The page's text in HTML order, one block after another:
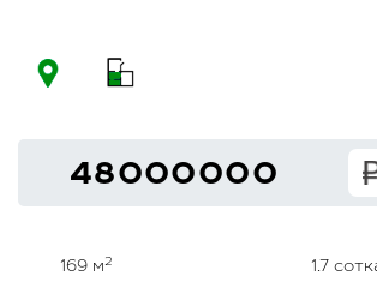
48000000
169 м2 1.7